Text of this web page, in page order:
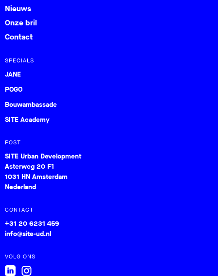
Nieuws
Onze bril
Contact
SPECIALS
JANE
POGO
Bouwambassade
SITE Academy
POST
SITE Urban Development
Asterweg 20 F1
1031 HN Amsterdam
Nederland
CONTACT
+31 20 6231 459
info@site-ud.nl
VOLG ONS